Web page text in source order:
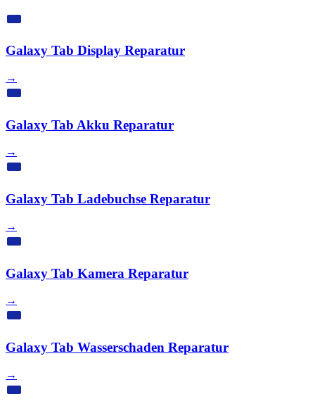
Galaxy Tab Display Reparatur
→
Galaxy Tab Akku Reparatur
→
Galaxy Tab Ladebuchse Reparatur
→
Galaxy Tab Kamera Reparatur
→
Galaxy Tab Wasserschaden Reparatur
→